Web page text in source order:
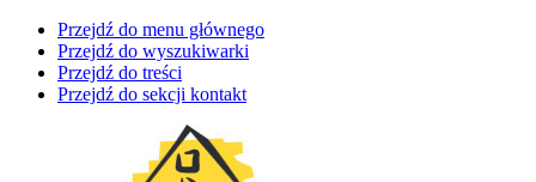
Przejdź do menu głównego
Przejdź do wyszukiwarki
Przejdź do treści
Przejdź do sekcji kontakt